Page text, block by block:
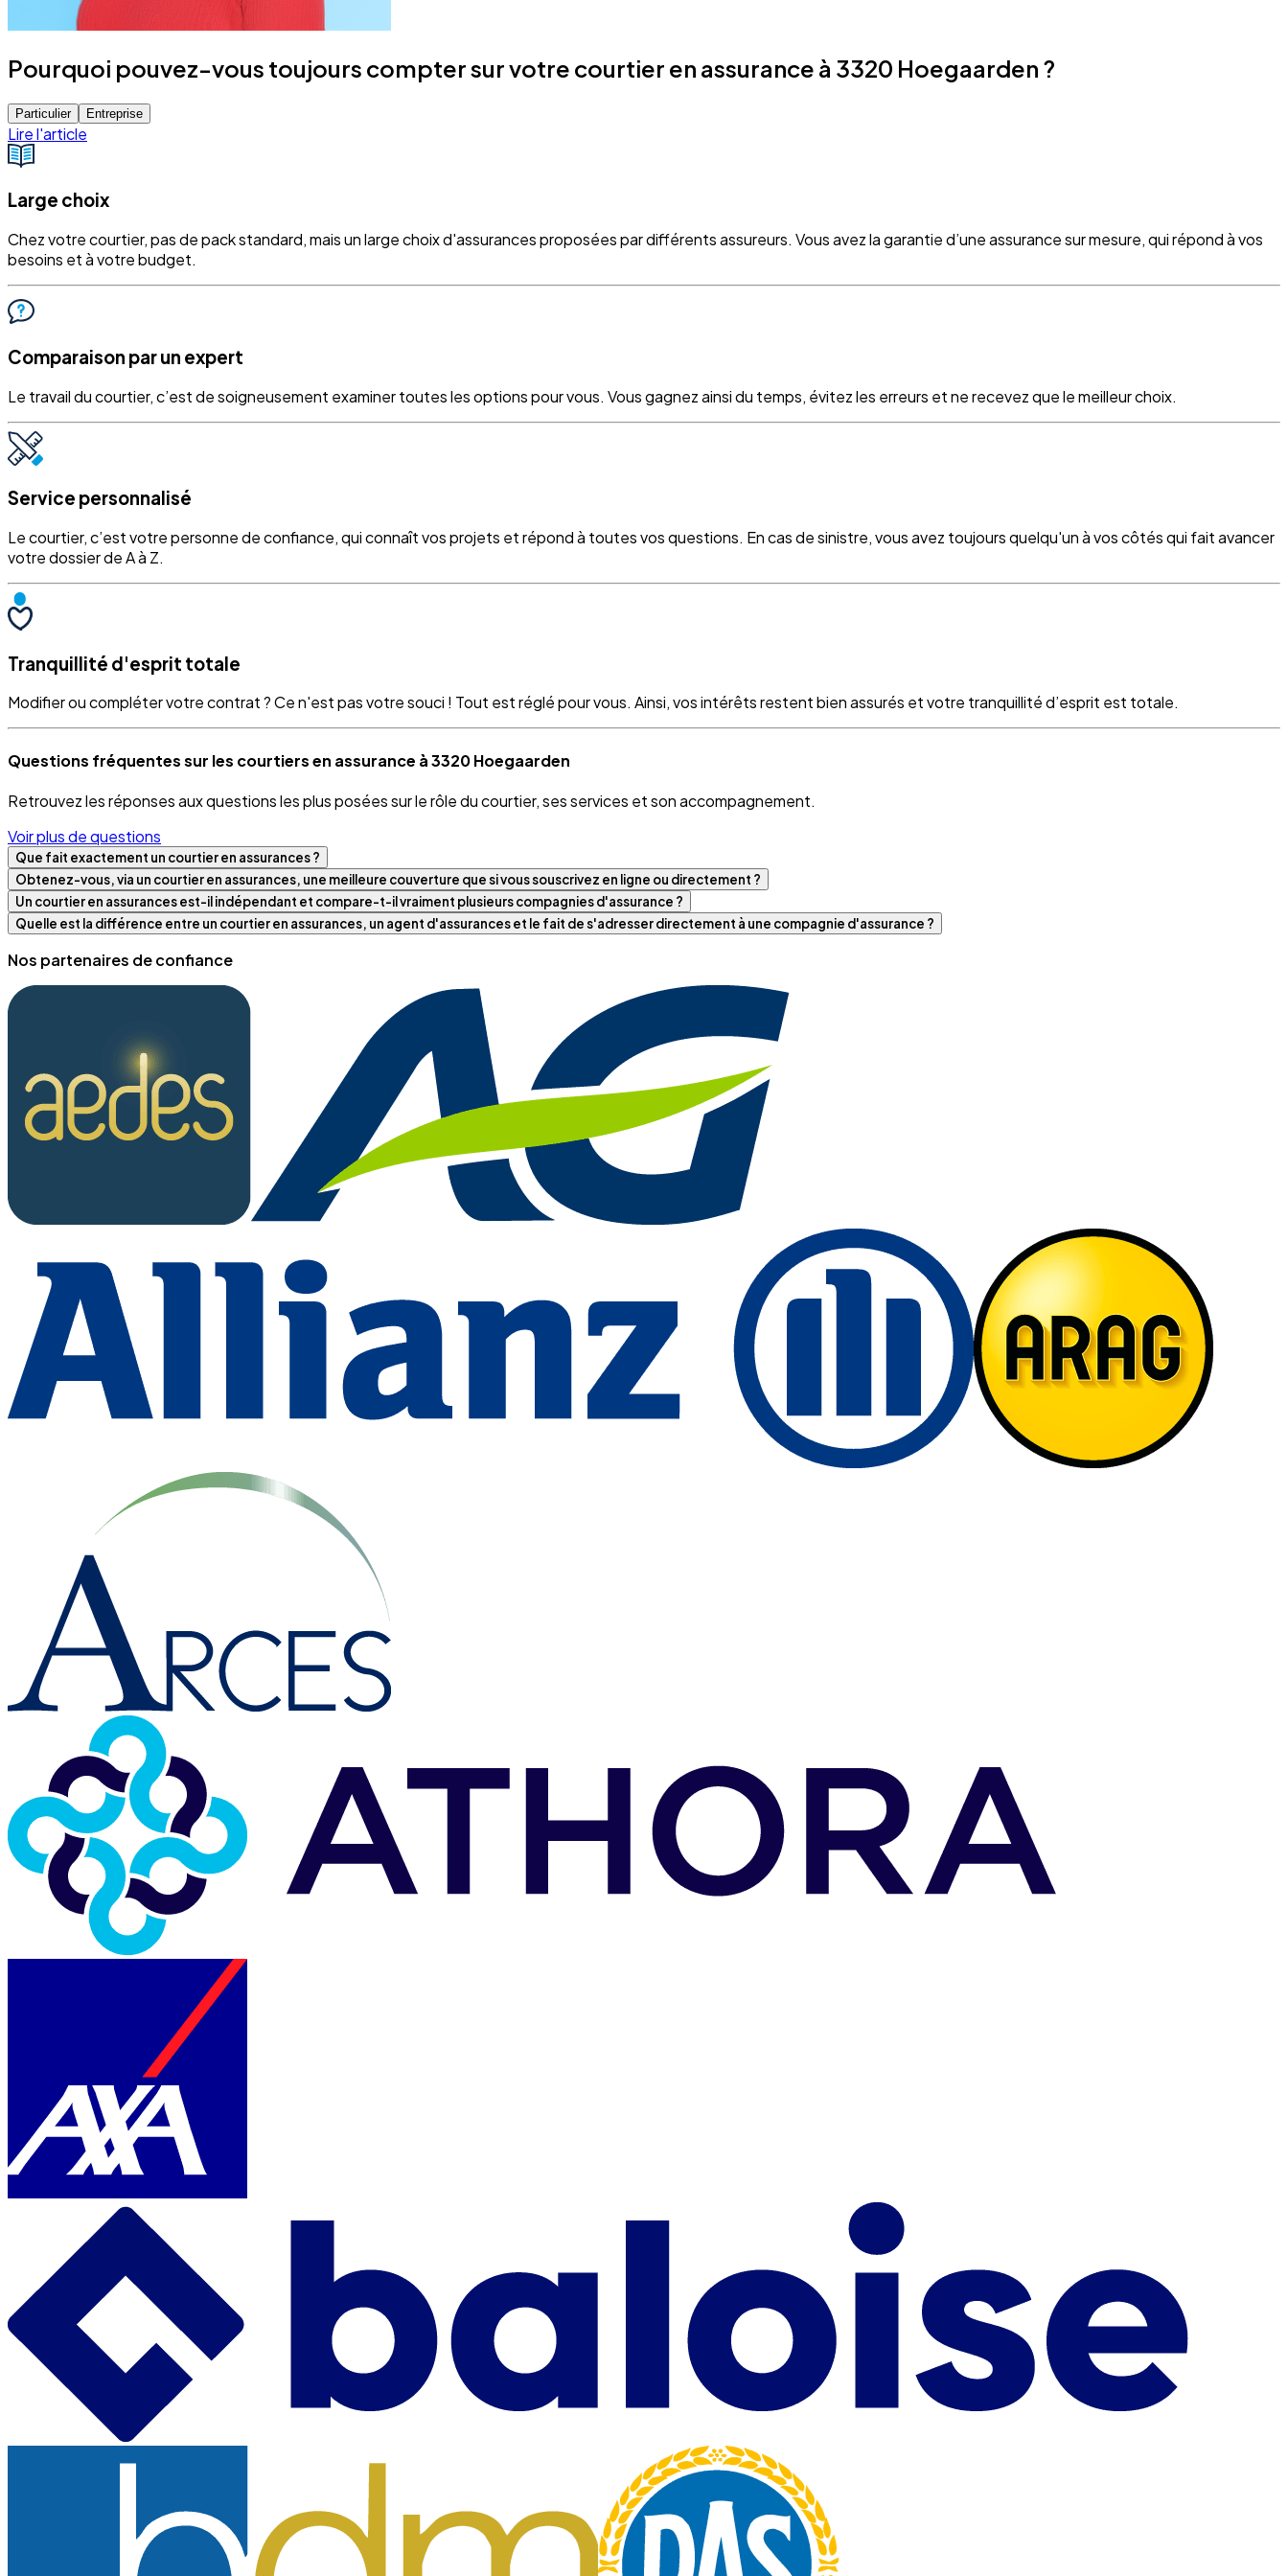
Pourquoi pouvez-vous toujours compter sur votre courtier en assurance à 3320 Hoegaarden ?
Particulier Entreprise
Lire l'article
Large choix
Chez votre courtier, pas de pack standard, mais un large choix d'assurances proposées par différents assureurs. Vous avez la garantie d’une assurance sur mesure, qui répond à vos
besoins et à votre budget.
Comparaison par un expert
Le travail du courtier, c’est de soigneusement examiner toutes les options pour vous. Vous gagnez ainsi du temps, évitez les erreurs et ne recevez que le meilleur choix.
Service personnalisé
Le courtier, c’est votre personne de confiance, qui connaît vos projets et répond à toutes vos questions. En cas de sinistre, vous avez toujours quelqu'un à vos côtés qui fait avancer
votre dossier de A à Z.
Tranquillité d'esprit totale
Modifier ou compléter votre contrat ? Ce n'est pas votre souci ! Tout est réglé pour vous. Ainsi, vos intérêts restent bien assurés et votre tranquillité d’esprit est totale.
Questions fréquentes sur les courtiers en assurance à 3320 Hoegaarden
Retrouvez les réponses aux questions les plus posées sur le rôle du courtier, ses services et son accompagnement.
Voir plus de questions
Que fait exactement un courtier en assurances ?
Obtenez-vous, via un courtier en assurances, une meilleure couverture que si vous souscrivez en ligne ou directement ?
Un courtier en assurances est-il indépendant et compare-t-il vraiment plusieurs compagnies d'assurance ?
Quelle est la différence entre un courtier en assurances, un agent d'assurances et le fait de s'adresser directement à une compagnie d'assurance ?
Nos partenaires de confiance